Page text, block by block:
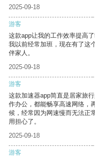
2025-09-18
游客
这款app让我的工作效率提高
我以前经常加班，现在有了这
伴家人。
2025-09-18
游客
这款加速器app简直是居家旅
作办公，都能畅享高速网络，
候，经常因为网速慢而无法正
用担心了。
2025-09-18
游客